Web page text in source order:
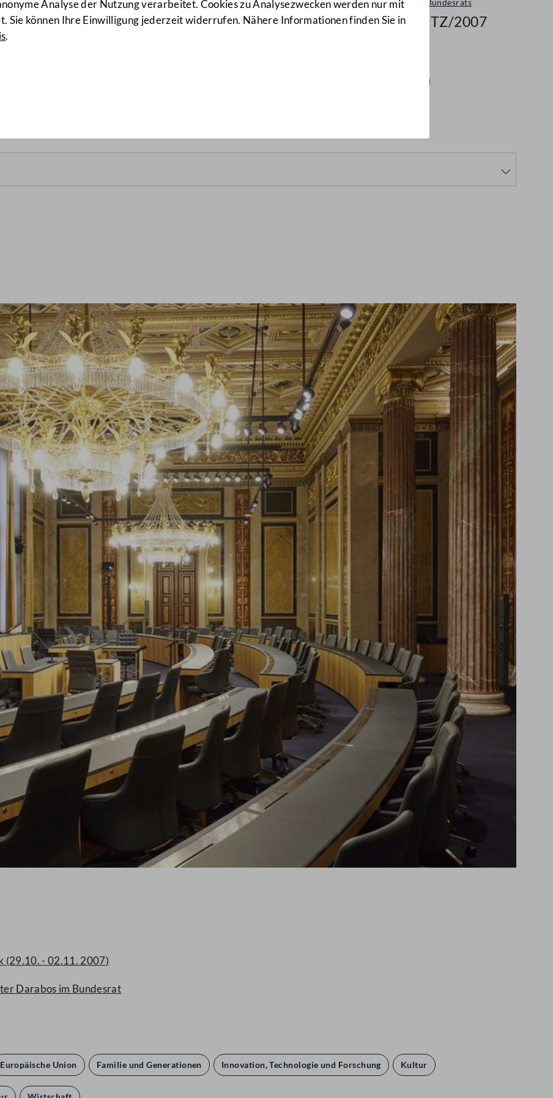
Analyse der Nutzung verarbeitet. Cookies zu Analysezwecken werden nur mit
Sie können Ihre Einwilligung jederzeit widerrufen. Nähere Informationen finden Sie in
.
Sitzungen des Bundesrats
749/BRSITZ/2007
vom 31. Oktober 2007 (749/BRSITZ/2007)
(29.10. - 02.11. 2007)
Darabos im Bundesrat
Europäische Union Familie und Generationen Innovation, Technologie und Forschung Kultur